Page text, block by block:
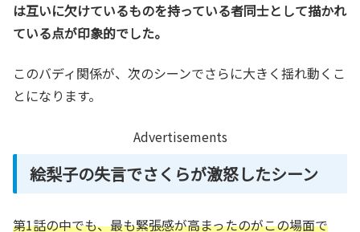
は互いに欠けているものを持っている者同士として描かれ
ている点が印象的でした。
このバディ関係が、次のシーンでさらに大きく揺れ動くこ
とになります。
Advertisements
絵梨子の失言でさくらが激怒したシーン
第1話の中でも、最も緊張感が高まったのがこの場面で